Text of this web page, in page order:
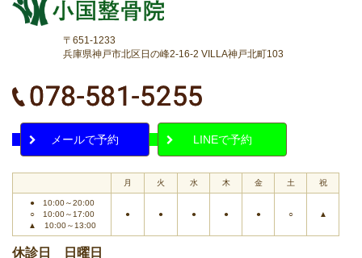
〒651-1233
兵庫県神戸市北区日の峰2-16-2 VILLA神戸北町103
メールで予約 LINEで予約
月 火 水 木 金 土 祝
● 10:00～20:00
○ 10:00～17:00
▲ 10:00～13:00
● ● ● ● ● ○ ▲
休診日 日曜日